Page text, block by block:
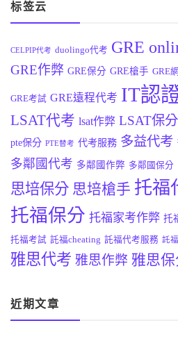
标签云
CELPIP代考 duolingo代考 GRE
GRE作弊 GRE保分 GRE槍手 GRE
GRE考試 GRE遠程代考 IT認
LSAT代考 lsat作弊 LSAT保分
pte保分 PTE替考 代考服務 多益代考
多鄰國代考 多鄰國作弊 多鄰國保分
思培保分 思培槍手 托福
托福保分 托福家考作弊 托
托福考試 託福cheating 託福代考服務 託
雅思代考 雅思作弊 雅思保
近期文章